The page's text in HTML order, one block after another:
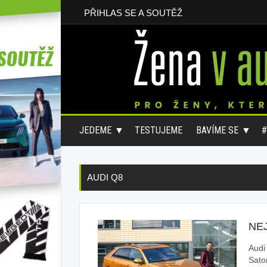
PŘIHLAS SE A SOUTĚŽ
JEDEME TESTUJEME BAVÍME SE
AUDI Q8